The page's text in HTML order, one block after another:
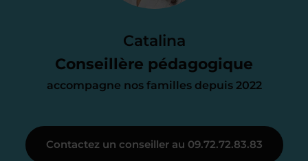
Catalina
Conseillère pédagogique
accompagne nos familles depuis 2022
parfait. À partir de maintenant nous
nous occupons de tout.
Contactez un conseiller au 09.72.72.83.83